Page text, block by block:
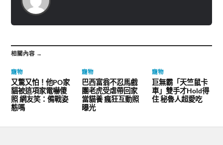
相關內容 →
寵物
又驚又怕！他PO家
貓被這項家電嚇傻
照 網友笑：備戰姿
態嗎
寵物
巴西富翁不忍馬戲
團老虎受虐帶回家
當貓養 瘋狂互動照
曝光
寵物
巨無霸「天竺鼠卡
車」雙手才Hold得
住 秘魯人超愛吃